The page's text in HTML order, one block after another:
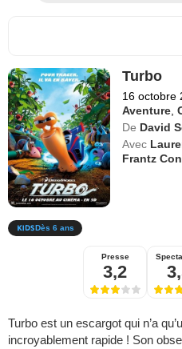
Turbo
16 octobre
Aventure ,
De David
Avec
Frantz
Dès 6 ans
Presse
3,2
Turbo est un escargot qui n’a
incroyablement rapide ! Son